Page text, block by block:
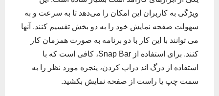
ویژگی به کاربران این امکان را می‌دهد تا به سرعت و به
سهولت صفحه نمایش خود را به دو بخش تقسیم کنند. آنها
می توانند با این کار با دو برنامه به صورت همزمان کار
کنند. برای استفاده از Snap Bar، کافی است که با
استفاده از درگ اند دراپ کردن، پنجره مورد نظر را به
سمت چپ یا راست از صفحه نمایش بکشید.